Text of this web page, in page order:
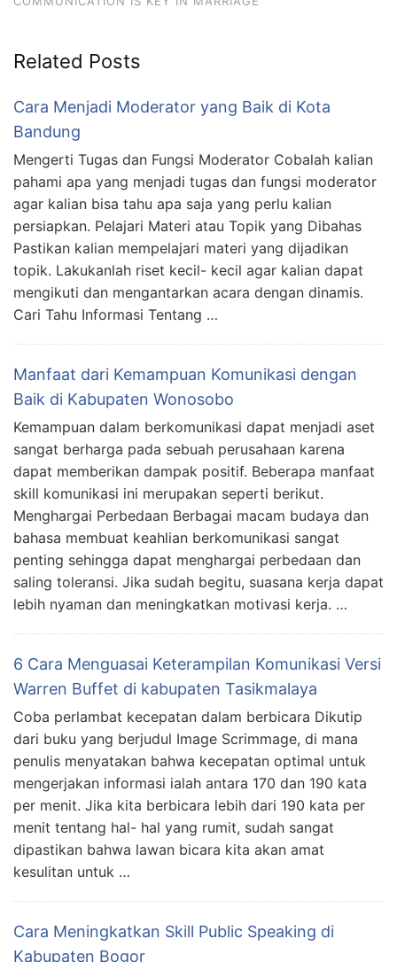
Related Posts
Cara Menjadi Moderator yang Baik di Kota
Bandung
Mengerti Tugas dan Fungsi Moderator Cobalah kalian
pahami apa yang menjadi tugas dan fungsi moderator
agar kalian bisa tahu apa saja yang perlu kalian
persiapkan. Pelajari Materi atau Topik yang Dibahas
Pastikan kalian mempelajari materi yang dijadikan
topik. Lakukanlah riset kecil- kecil agar kalian dapat
mengikuti dan mengantarkan acara dengan dinamis.
Cari Tahu Informasi Tentang …
Manfaat dari Kemampuan Komunikasi dengan
Baik di Kabupaten Wonosobo
Kemampuan dalam berkomunikasi dapat menjadi aset
sangat berharga pada sebuah perusahaan karena
dapat memberikan dampak positif. Beberapa manfaat
skill komunikasi ini merupakan seperti berikut.
Menghargai Perbedaan Berbagai macam budaya dan
bahasa membuat keahlian berkomunikasi sangat
penting sehingga dapat menghargai perbedaan dan
saling toleransi. Jika sudah begitu, suasana kerja dapat
lebih nyaman dan meningkatkan motivasi kerja. …
6 Cara Menguasai Keterampilan Komunikasi Versi
Warren Buffet di kabupaten Tasikmalaya
Coba perlambat kecepatan dalam berbicara Dikutip
dari buku yang berjudul Image Scrimmage, di mana
penulis menyatakan bahwa kecepatan optimal untuk
mengerjakan informasi ialah antara 170 dan 190 kata
per menit. Jika kita berbicara lebih dari 190 kata per
menit tentang hal- hal yang rumit, sudah sangat
dipastikan bahwa lawan bicara kita akan amat
kesulitan untuk …
Cara Meningkatkan Skill Public Speaking di
Kabupaten Bogor